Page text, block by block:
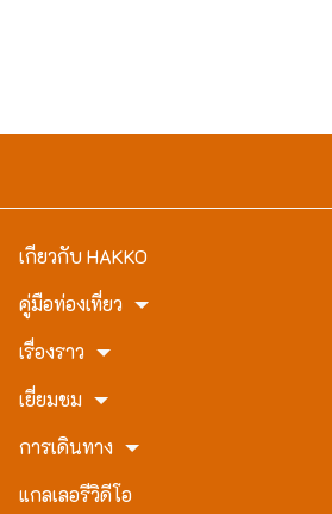
เกี่ยวกับ HAKKO
คู่มือท่องเที่ยว
เรื่องราว
เยี่ยมชม
การเดินทาง
แกลเลอรี่วิดีโอ